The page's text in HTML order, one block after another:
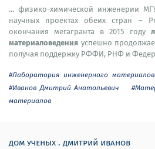
... физико-химической инженерии
научных проектах обеих стран –
окончания мегагранта в 2015 году
материаловедения успешно
получая поддержку РФФИ, РНФ и
#Лаборатория инженерного
#Иванов Дмитрий Анатольевич
материалов
дом ученых . дмитрий иванов